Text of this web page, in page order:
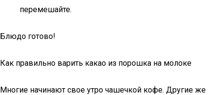
перемешайте.
Блюдо готово!
Как правильно варить какао из порошка на молоке
Многие начинают свое утро чашечкой кофе. Другие же